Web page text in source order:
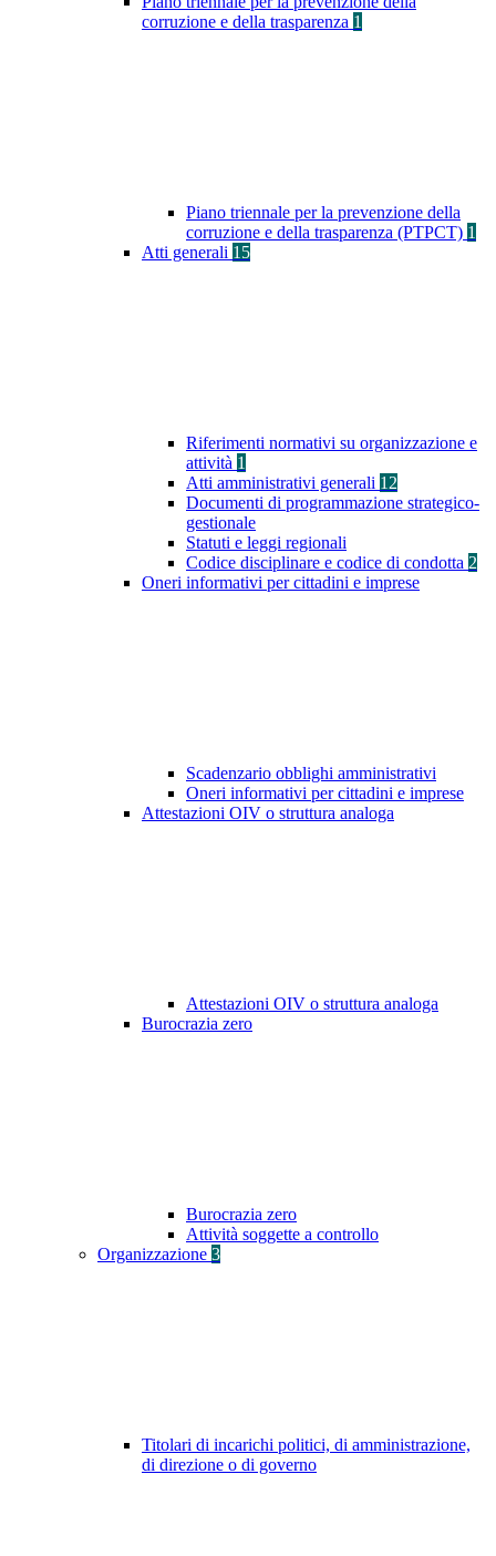
corruzione e della trasparenza 1
Piano triennale per la prevenzione della
corruzione e della trasparenza (PTPCT) 1
Atti generali 15
Riferimenti normativi su organizzazione e
attività 1
Atti amministrativi generali 12
Documenti di programmazione strategico-
gestionale
Statuti e leggi regionali
Codice disciplinare e codice di condotta 2
Oneri informativi per cittadini e imprese
Scadenzario obblighi amministrativi
Oneri informativi per cittadini e imprese
Attestazioni OIV o struttura analoga
Attestazioni OIV o struttura analoga
Burocrazia zero
Burocrazia zero
Attività soggette a controllo
Organizzazione 3
Titolari di incarichi politici, di amministrazione,
di direzione o di governo